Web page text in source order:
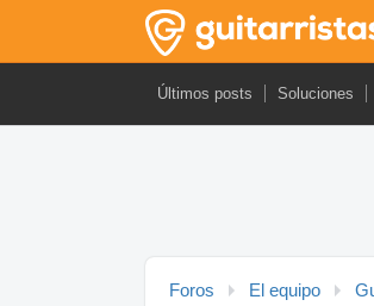
Últimos posts Soluciones
Foros El equipo